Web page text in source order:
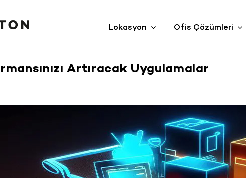
Lokasyon Ofis Çözümleri
Artıracak Uygulamalar